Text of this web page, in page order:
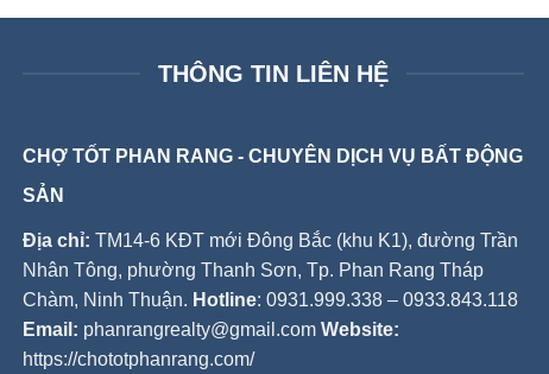
THÔNG TIN LIÊN HỆ
CHỢ TỐT PHAN RANG - CHUYÊN DỊCH VỤ BẤT ĐỘNG
SẢN
Địa chỉ: TM14-6 KĐT mới Đông Bắc (khu K1), đường Trần
Nhân Tông, phường Thanh Sơn, Tp. Phan Rang Tháp
Chàm, Ninh Thuận. Hotline: 0931.999.338 – 0933.843.118
Email: phanrangrealty@gmail.com Website:
https://chototphanrang.com/